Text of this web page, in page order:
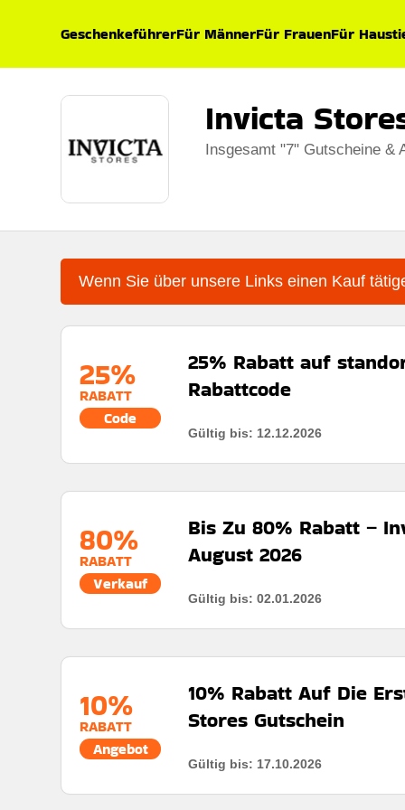
GeschenkeführerFür MännerFür FrauenFür
Invicta
Insgesamt "7" Gutscheine &
Wenn Sie über unsere Links einen Kauf
25%
RABATT
Code
25% Rabatt auf
Rabattcode
Gültig bis: 12.12.2026
Mindestkaufbetrag:Keine Mindestausgaben
Berechtigung:Für alle kunden
Art des Angebots:Zeitlich begrenztes Angebot
Kumulierbar:
80%
RABATT
Verkauf
Bis Zu 80% Rabatt –
August 2026
Gültig bis: 02.01.2026
Mindestkaufbetrag:Keine Mindestausgaben
Berechtigung:Für alle kunden
Art des Angebots:Zeitlich begrenztes Angebot
Kumulierbar:
10%
RABATT
Angebot
10% Rabatt Auf Die
Stores Gutschein
Gültig bis: 17.10.2026